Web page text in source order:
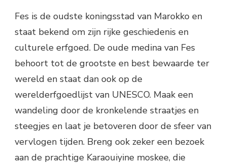
Fes is de oudste koningsstad van Marokko en
staat bekend om zijn rijke geschiedenis en
culturele erfgoed. De oude medina van Fes
behoort tot de grootste en best bewaarde ter
wereld en staat dan ook op de
werelderfgoedlijst van UNESCO. Maak een
wandeling door de kronkelende straatjes en
steegjes en laat je betoveren door de sfeer van
vervlogen tijden. Breng ook zeker een bezoek
aan de prachtige Karaouiyine moskee, die